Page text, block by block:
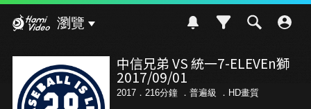
瀏覽
中信兄弟 VS 統一7-ELEVEn獅
2017/09/01
2017．216分鐘 ． 普遍級 ．HD畫質